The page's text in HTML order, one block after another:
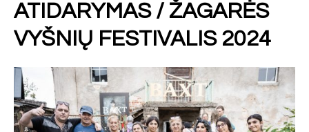
ATIDARYMAS / ŽAGARĖS
VYŠNIŲ FESTIVALIS 2024